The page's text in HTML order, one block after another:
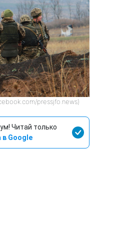
pressjfo.news)
Читай только
в Google